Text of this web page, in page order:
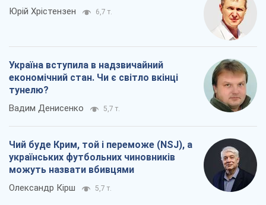
Юрій Хрістензен 6,7 т.
Україна вступила в надзвичайний
економічний стан. Чи є світло вкінці
тунелю?
Вадим Денисенко 5,7 т.
Чий буде Крим, той і переможе (NSJ), а
українських футбольних чиновників
можуть назвати вбивцями
Олександр Кірш 5,7 т.